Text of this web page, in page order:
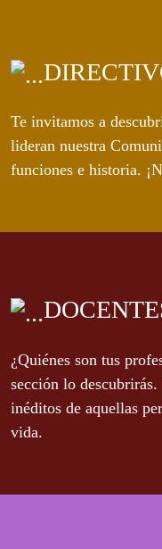
Te invitamos a
lideran nuestra
funciones e historia.
¿Quiénes son tus
sección lo
inéditos de aquellas
vida.